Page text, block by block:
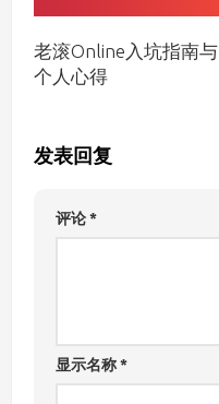
老滚Online入坑指南与
个人心得
发表回复
评论*
显示名称*